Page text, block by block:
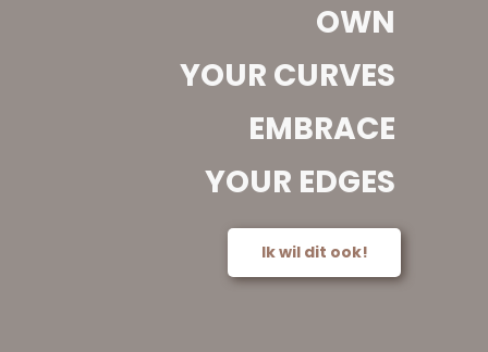
OWN
YOUR CURVES
EMBRACE
YOUR EDGES
Ik wil dit ook!